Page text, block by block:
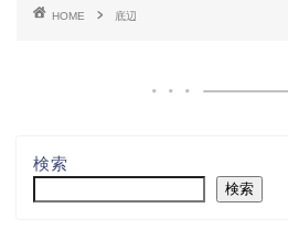
HOME 底辺
検索
検索